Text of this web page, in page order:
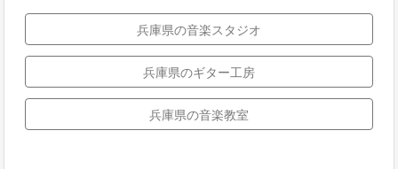
兵庫県の音楽スタジオ
兵庫県のギター工房
兵庫県の音楽教室